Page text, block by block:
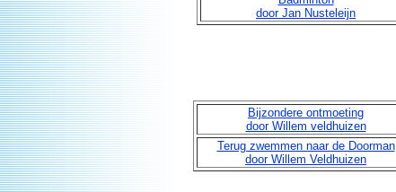
door Jan Nusteleijn
Bijzondere ontmoeting
door Willem veldhuizen
Terug zwemmen naar de Doorman
door Willem Veldhuizen